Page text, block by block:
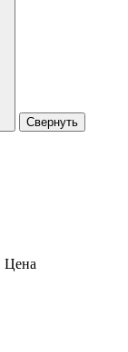
Свернуть
Цена